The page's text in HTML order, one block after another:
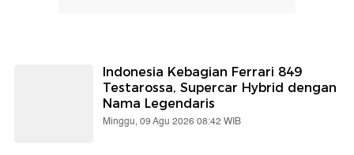
Indonesia Kebagian Ferrari 849
Testarossa, Supercar Hybrid dengan
Nama Legendaris
Minggu, 09 Agu 2026 08:42 WIB